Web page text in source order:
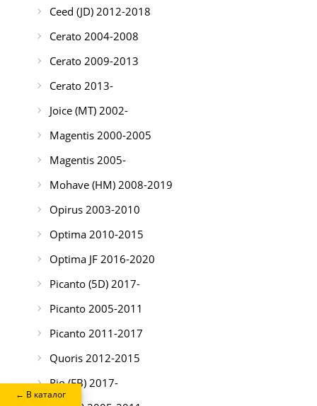
← В каталог
Ceed (JD) 2012-2018
Cerato 2004-2008
Cerato 2009-2013
Cerato 2013-
Joice (MT) 2002-
Magentis 2000-2005
Magentis 2005-
Mohave (HM) 2008-2019
Opirus 2003-2010
Optima 2010-2015
Optima JF 2016-2020
Picanto (5D) 2017-
Picanto 2005-2011
Picanto 2011-2017
Quoris 2012-2015
Rio (FB) 2017-